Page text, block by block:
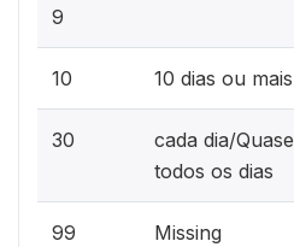
9
10 10 dias ou mais
30
cada dia/Quase
todos os dias
99 Missing